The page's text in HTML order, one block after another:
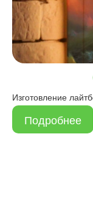
Изготовление
Подробнее